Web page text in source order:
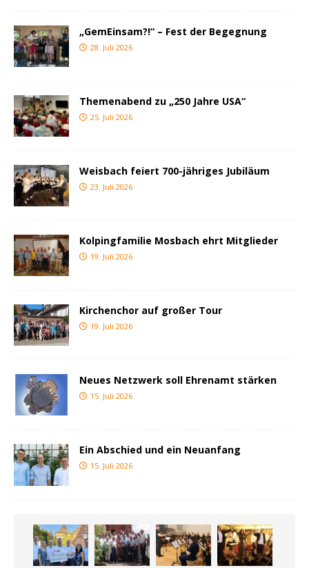
„GemEinsam?!“ – Fest der Begegnung
28. Juli 2026
Themenabend zu „250 Jahre USA“
25. Juli 2026
Weisbach feiert 700-jähriges Jubiläum
23. Juli 2026
Kolpingfamilie Mosbach ehrt Mitglieder
19. Juli 2026
Kirchenchor auf großer Tour
19. Juli 2026
Neues Netzwerk soll Ehrenamt stärken
15. Juli 2026
Ein Abschied und ein Neuanfang
15. Juli 2026